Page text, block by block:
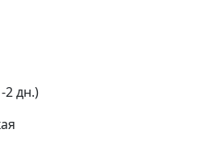
2 дн.)